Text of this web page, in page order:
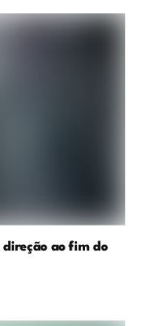
direção ao fim do